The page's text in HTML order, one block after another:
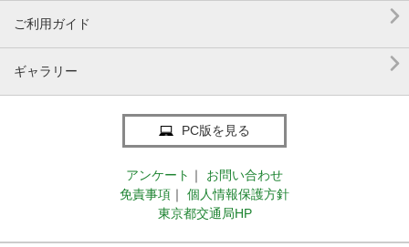
ご利用ガイド 
ギャラリー 
PC版を見る
アンケート ｜
お問い合わせ
免責事項 ｜
個人情報保護方針
東京都交通局HP